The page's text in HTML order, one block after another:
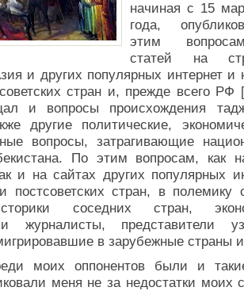
начиная с 15
года,
этим
статей на
и других популярных интернет и
стран и, прежде всего РФ
и вопросы происхождения
другие политические,
вопросы, затрагивающие
По этим вопросам, как
и на сайтах других популярных
постсоветских стран, в полемику
соседних стран,
журналисты, представители
в зарубежные страны
моих оппонентов были и
меня не за недостатки моих